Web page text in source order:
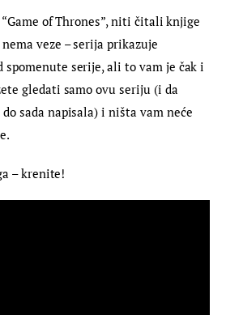
of Thrones”, niti čitali knjige
veze – serija prikazuje
spomenute serije, ali to vam je čak i
gledati samo ovu seriju (i da
sada napisala) i ništa vam neće
– krenite!